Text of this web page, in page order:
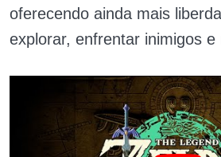
oferecendo ainda mais
explorar, enfrentar inimigos e